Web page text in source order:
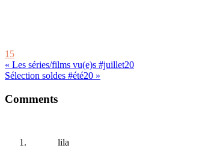
15
« Les séries/films vu(e)s #juillet20
Sélection soldes #été20 »
Interactions
Comments
lila